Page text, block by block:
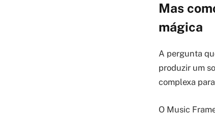
Mas
mágica
A pergunta
produzir um
complexa
O Music